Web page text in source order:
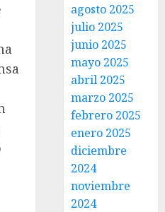
agosto 2025
julio 2025
junio 2025
mayo 2025
abril 2025
marzo 2025
febrero 2025
enero 2025
diciembre
2024
noviembre
2024